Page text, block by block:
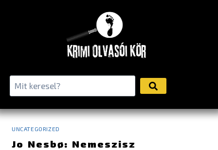
UNCATEGORIZED
Jo Nesbø: Nemeszisz